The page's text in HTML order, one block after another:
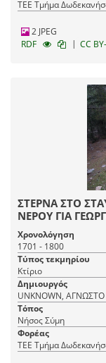
ΤΕΕ Τμήμα
2 JPEG
RDF
| CC
ΣΤΕΡΝΑ ΣΤΟ
ΝΕΡΟΥ
Χρονολόγηση
1701 - 1800
Τύπος τεκμηρίου
Κτίριο
Δημιουργός
UNKNOWN, ΑΓΝΩΣΤΟ
Τόπος
Νήσος Σύμη
Φορέας
ΤΕΕ Τμήμα